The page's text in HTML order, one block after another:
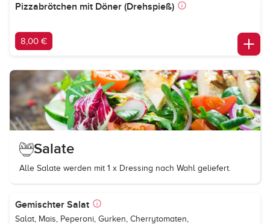
Pizzabrötchen mit Döner (Drehspieß)
8,00 €
Salate
Alle Salate werden mit 1 x Dressing nach Wahl geliefert.
Gemischter Salat
Salat, Mais, Peperoni, Gurken, Cherrytomaten,